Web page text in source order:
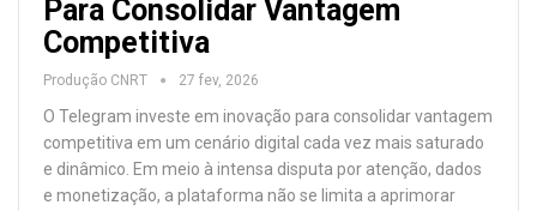
Para Consolidar Vantagem
Competitiva
Produção CNRT 27 fev, 2026
O Telegram investe em inovação para consolidar vantagem
competitiva em um cenário digital cada vez mais saturado
e dinâmico. Em meio à intensa disputa por atenção, dados
e monetização, a plataforma não se limita a aprimorar